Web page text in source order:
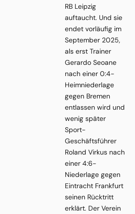
RB Leipzig
auftaucht. Und sie
endet vorläufig im
September 2025,
als erst Trainer
Gerardo Seoane
nach einer 0:4-
Heimniederlage
gegen Bremen
entlassen wird und
wenig später
Sport-
Geschäftsführer
Roland Virkus nach
einer 4:6-
Niederlage gegen
Eintracht Frankfurt
seinen Rücktritt
erklärt. Der Verein